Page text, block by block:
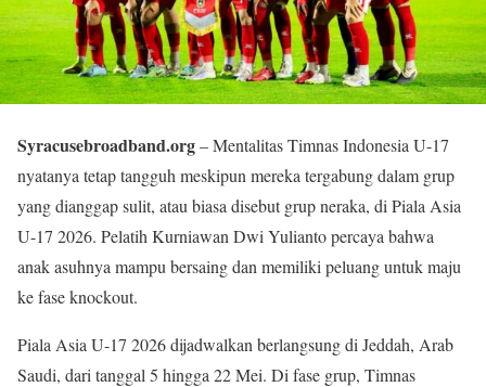
Syracusebroadband.org– Mentalitas Timnas Indonesia U-17
nyatanya tetap tangguh meskipun mereka tergabung dalam grup
yang dianggap sulit, atau biasa disebut grup neraka, di Piala Asia
U-17 2026. Pelatih Kurniawan Dwi Yulianto percaya bahwa
anak asuhnya mampu bersaing dan memiliki peluang untuk maju
ke fase knockout.
Piala Asia U-17 2026 dijadwalkan berlangsung di Jeddah, Arab
Saudi, dari tanggal 5 hingga 22 Mei. Di fase grup, Timnas